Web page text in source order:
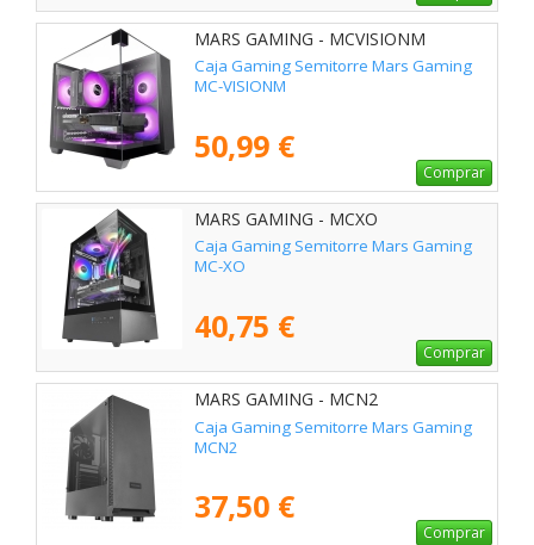
MARS GAMING - MCVISIONM
Caja Gaming Semitorre Mars Gaming
MC-VISIONM
50,99 €
Comprar
MARS GAMING - MCXO
Caja Gaming Semitorre Mars Gaming
MC-XO
40,75 €
Comprar
MARS GAMING - MCN2
Caja Gaming Semitorre Mars Gaming
MCN2
37,50 €
Comprar